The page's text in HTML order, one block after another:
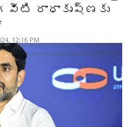
రాధాకృష్ణకు
12:16 PM